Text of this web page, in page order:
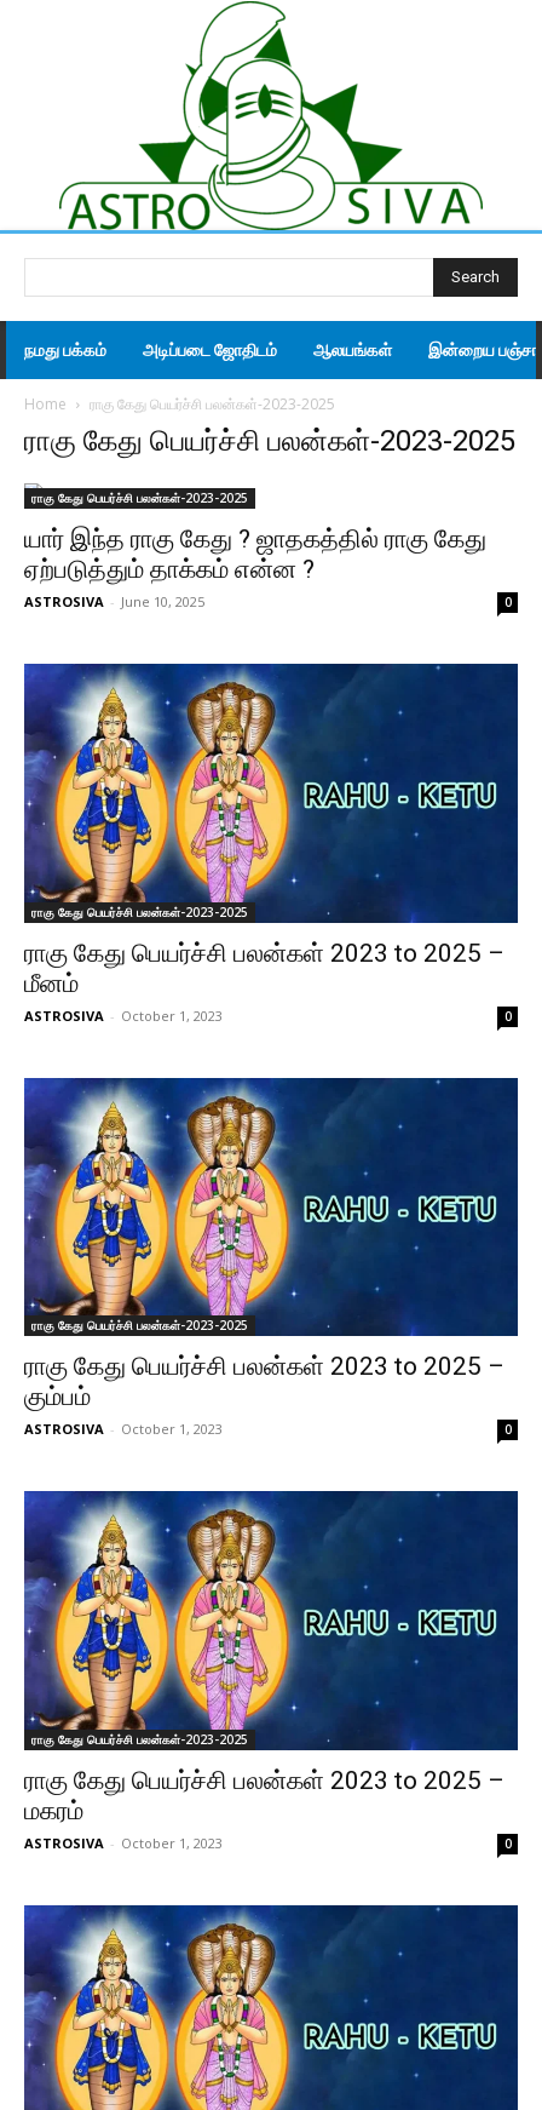
Search
நமது பக்கம் அடிப்படை ஜோதிடம் ஆலயங்கள் இன்றைய
Home ராகு கேது பெயர்ச்சி பலன்கள்-2023-2025
ராகு கேது பெயர்ச்சி பலன்கள்-2023-2025
ராகு கேது பெயர்ச்சி பலன்கள்-2023-2025
யார் இந்த ராகு கேது ? ஜாதகத்தில் ராகு கேது
ஏற்படுத்தும் தாக்கம் என்ன ?
ASTROSIVA - June 10, 2025 0
ராகு கேது பெயர்ச்சி பலன்கள்-2023-2025
ராகு கேது பெயர்ச்சி பலன்கள் 2023 to 2025 –
மீனம்
ASTROSIVA - October 1, 2023 0
ராகு கேது பெயர்ச்சி பலன்கள்-2023-2025
ராகு கேது பெயர்ச்சி பலன்கள் 2023 to 2025 –
கும்பம்
ASTROSIVA - October 1, 2023 0
ராகு கேது பெயர்ச்சி பலன்கள்-2023-2025
ராகு கேது பெயர்ச்சி பலன்கள் 2023 to 2025 –
மகரம்
ASTROSIVA - October 1, 2023 0